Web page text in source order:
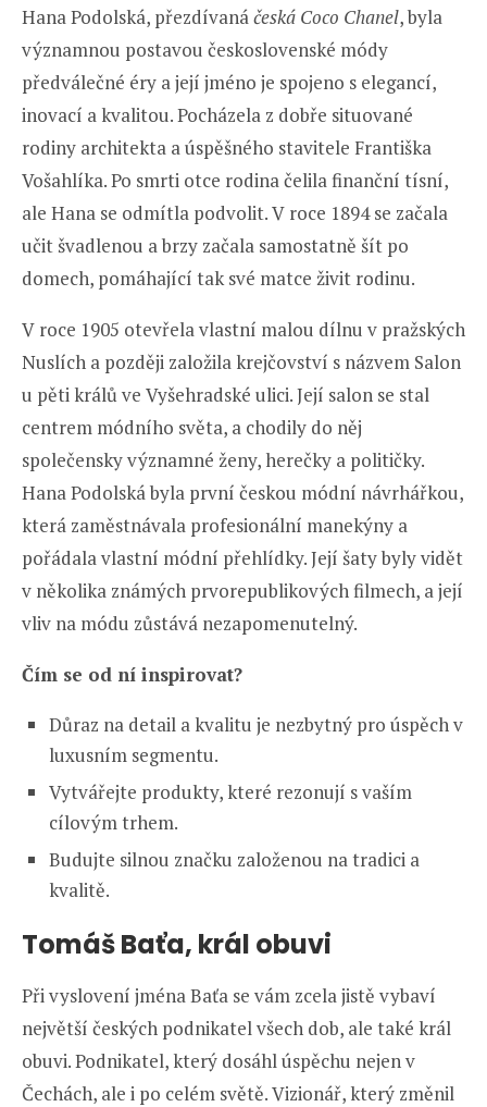
Hana Podolská, přezdívaná česká Coco Chanel, byla
významnou postavou československé módy
předválečné éry a její jméno je spojeno s elegancí,
inovací a kvalitou. Pocházela z dobře situované
rodiny architekta a úspěšného stavitele Františka
Vošahlíka. Po smrti otce rodina čelila finanční tísní,
ale Hana se odmítla podvolit. V roce 1894 se začala
učit švadlenou a brzy začala samostatně šít po
domech, pomáhající tak své matce živit rodinu.
V roce 1905 otevřela vlastní malou dílnu v pražských
Nuslích a později založila krejčovství s názvem Salon
u pěti králů ve Vyšehradské ulici. Její salon se stal
centrem módního světa, a chodily do něj
společensky významné ženy, herečky a političky.
Hana Podolská byla první českou módní návrhářkou,
která zaměstnávala profesionální manekýny a
pořádala vlastní módní přehlídky. Její šaty byly vidět
v několika známých prvorepublikových filmech, a její
vliv na módu zůstává nezapomenutelný.
Čím se od ní inspirovat?
Důraz na detail a kvalitu je nezbytný pro úspěch v
luxusním segmentu.
Vytvářejte produkty, které rezonují s vaším
cílovým trhem.
Budujte silnou značku založenou na tradici a
kvalitě.
Tomáš Baťa, král obuvi
Při vyslovení jména Baťa se vám zcela jistě vybaví
největší českých podnikatel všech dob, ale také král
obuvi. Podnikatel, který dosáhl úspěchu nejen v
Čechách, ale i po celém světě. Vizionář, který změnil